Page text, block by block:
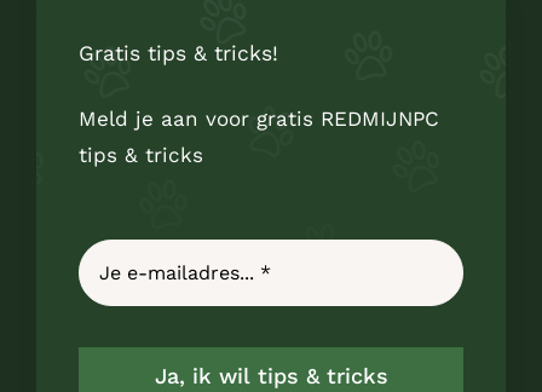
Gratis tips & tricks!
Meld je aan voor gratis REDMIJNPC
tips & tricks
Ja, ik wil tips & tricks